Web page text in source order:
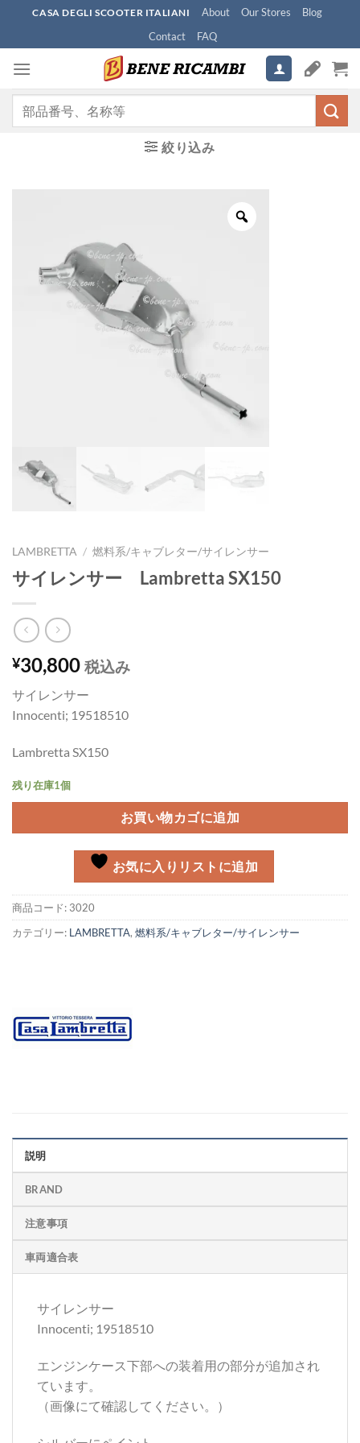
content
CASA DEGLI SCOOTER ITALIANI About Our Stores
Blog
Contact
FAQ
絞り込み
LAMBRETTA / 燃料系/キャブレター/サイレンサー
サイレンサー Lambretta SX150
¥30,800 税込み
サイレンサー
Innocenti; 19518510
Lambretta SX150
残り在庫1個
お買い物カゴに追加
お気に入りリストに追加
商品コード: 3020
カテゴリー: LAMBRETTA, 燃料系/キャブレター/サイレンサー
説明
BRAND
注意事項
車両適合表
サイレンサー
Innocenti; 19518510
エンジンケース下部への装着用の部分が追加され
ています。
（画像にて確認してください。）